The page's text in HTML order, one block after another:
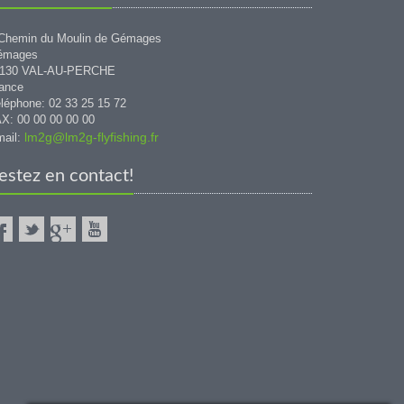
du Moulin de Gémages
VAL-AU-PERCHE
02 33 25 15 72
00 00 00 00 00
lm2g@lm2g-flyfishing.fr
en contact!